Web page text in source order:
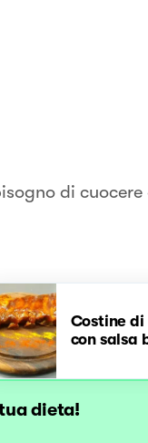
di
Costine
con salsa
dieta!